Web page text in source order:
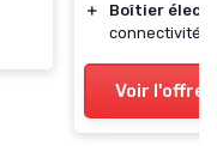
＋
Boîtier
connectivité
Voir l'offre